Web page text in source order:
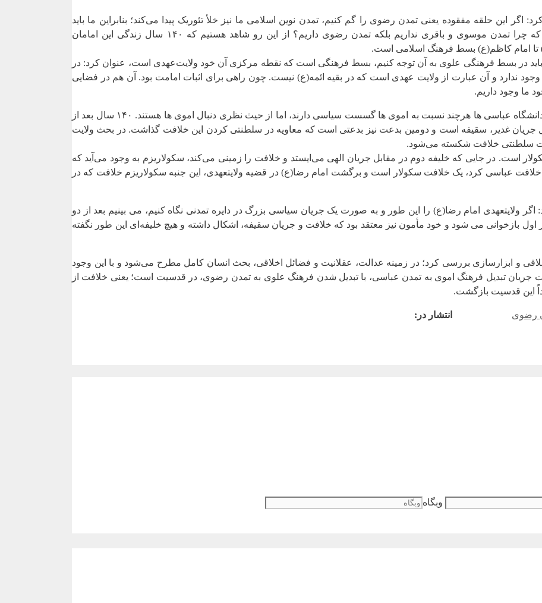
این حلقه مفقوده یعنی تمدن رضوی را گم کنیم، تمدن نوین اسلامی ما نیز خلأ تئوریک پیدا می‌کند؛ بنابراین ما باید
فاصله بین فرهنگ علوی به طرف تمدن رضوی را بررسی کنیم که چرا تمدن موسوی و باقری نداریم بلکه تمدن رضوی داریم؟ از این رو شاهد هستیم که ۱۴۰ سال زندگی این امامان
امام کاظم(ع) بسط فرهنگ اسلامی است.
باید در بسط فرهنگی علوی به آن توجه کنیم، بسط فرهنگی است که نقطه مرکزی آن خود ولایت‌عهدی است، عنوان کرد: در
ندارد و آن عبارت از ولایت‌ عهدی است که در بقیه ائمه(ع) نیست. چون راهی برای اثبات امامت بود. آن هم در فضایی
ما وجود داریم.
ولایتعهدی؛ جریان بزرگ سیاسی در دایره تمدنی به گفته این استاد دانشگاه عباسی ‌ها هرچند نسبت به اموی‌ ها گسست سیاسی دارند، اما از حیث نظری دنبال اموی‌ ها هستند. ۱۴۰ سال بعد از
غدیر، سقیفه است و دومین بدعت نیز بدعتی است که معاویه در سلطنتی کردن این خلافت گذاشت. در بحث ولایت
سلطنتی خلافت شکسته می‌شود.
است. در جایی که خلیفه دوم در مقابل جریان الهی می‌ایستد و خلافت را زمینی می‌کند، سکولاریزم به وجود می‌آید که
عباسی کرد، یک خلافت سکولار است و برگشت امام رضا(ع) در قضیه ولایتعهدی، این جنبه سکولاریزم خلافت که در
ولایتعهدی امام رضا(ع) را این طور و به صورت یک جریان سیاسی بزرگ در دایره تمدنی نگاه کنیم، می ‌بینیم بعد از دو
تاریخ اسلام دوباره از اول بازخوانی می ‌شود و خود مأمون نیز معتقد بود که خلافت و جریان سقیفه، اشکال داشته و هیچ خلیفه‌ای این طور نگفته
و ابزارسازی بررسی کرد؛ در زمینه عدالت، عقلانیت و فضائل اخلاقی، بحث انسان کامل مطرح می‌شود و با این وجود
جریان تبدیل فرهنگ اموی به تمدن عباسی، با تبدیل شدن فرهنگ علوی به تمدن رضوی، در قدسیت است؛ یعنی خلافت از
این قدسیت بازگشت.
انتشار در:
رضوی
وبگاه